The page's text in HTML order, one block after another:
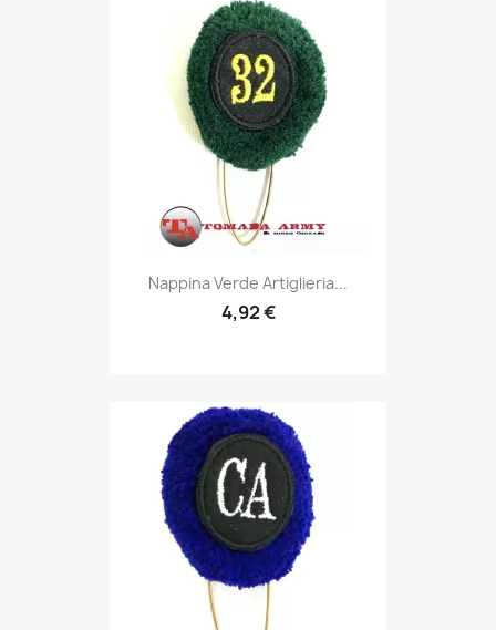
Anteprima
Nappina Verde Artiglieria...
4,92 €